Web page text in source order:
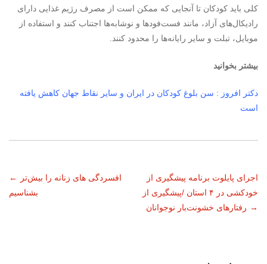
کلی باید کودکان تا آنجایی که ممکن است از مصرف رژیم غذایی دارای
رادیکال‌های آزاد، مانند فست‌فودها و نوشابه‌ها اجتناب کنند و استفاده از
موبایل، تبلت و سایر رایانه‌ها را محدود کنند.
بیشتر بخوانید
دکتر افروز : سن بلوغ کودکان در ایران و سایر نقاط جهان کاهش یافته
است
ناوبری
نوشته
←
افسردگی‌ های زنانه را بیش‌تر
بشناسیم
اجرای پایلوت برنامه پیشگیری از
خودکشی در ۴ استان /پیشگیری از
رفتارهای خشونت‌بار نوجوانان →